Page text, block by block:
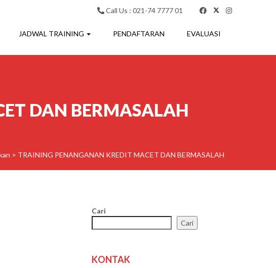
Call Us : 021-74 7777 01
JADWAL TRAINING PENDAFTARAN EVALUASI
DAN BERMASALAH
> TRAINING PENANGANAN KREDIT MACET DAN BERMASALAH
Cari
Cari
KONTAK